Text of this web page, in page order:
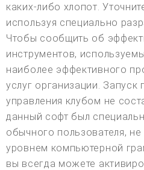
каких-либо хлопот.
используя специально
Чтобы сообщить об
инструментов,
наиболее эффективного
услуг организации. Запуск
управления клубом не
данный софт был
обычного пользователя,
уровнем компьютерной
вы всегда можете